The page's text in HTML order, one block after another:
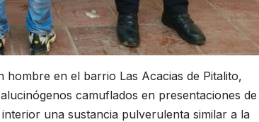
en el barrio Las Acacias de Pitalito,
camuflados en presentaciones de
una sustancia pulverulenta similar a la